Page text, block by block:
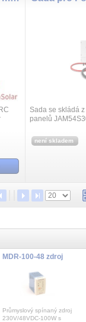
Sada se skládá
panelů
každý , GETI
1x 04290...
není skladem
MDR-100-48 zdroj
Průmyslový spínaný zdroj
230V/48VDC-100W s